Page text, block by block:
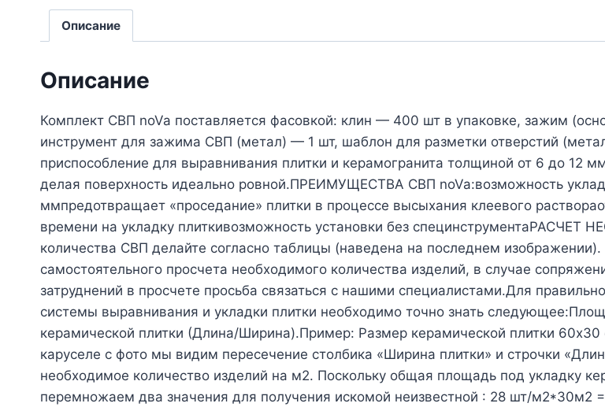
Описание
Описание
Комплект СВП noVa поставляется фасовкой: клин — 400 шт в упаковке, зажим
инструмент для зажима СВП (метал) — 1 шт, шаблон для разметки отверстий
приспособление для выравнивания плитки и керамогранита толщиной от 6 до 12
делая поверхность идеально ровной.ПРЕИМУЩЕСТВА СВП noVa:возможность
ммпредотвращает «проседание» плитки в процессе высыхания клеевого
времени на укладку плиткивозможность установки без
количества СВП делайте согласно таблицы (наведена на последнем
самостоятельного просчета необходимого количества изделий, в случае
затруднений в просчете просьба связаться с нашими специалистами.Для
системы выравнивания и укладки плитки необходимо точно знать
керамической плитки (Длина/Ширина).Пример: Размер керамической плитки
каруселе с фото мы видим пересечение столбика «Ширина плитки» и строчки
необходимое количество изделий на м2. Поскольку общая площадь под укладку
перемножаем два значения для получения искомой неизвестной : 28 шт/м2*30м2